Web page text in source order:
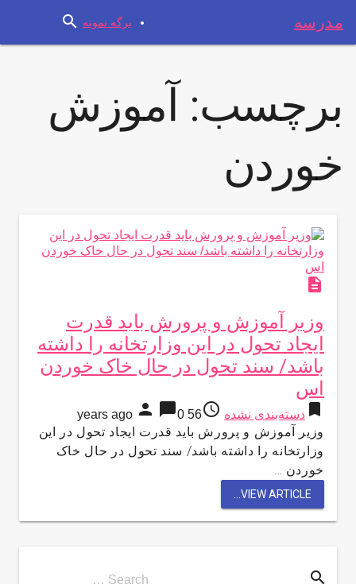
مدرسه برگه نمونه search
برچسب: آموزش
خوردن
description
وزیر آموزش و پرورش باید قدرت
ایجاد تحول در این وزارتخانه را داشته
باشد/ سند تحول در حال خاک خوردن
اس
bookmark دسته‌بندی نشده access_time
56 years ago
person chat_bubble0
وزیر آموزش و پرورش باید قدرت ایجاد تحول در این
وزارتخانه را داشته باشد/ سند تحول در حال خاک
خوردن …
VIEW ARTICLE...
Search
Search … search